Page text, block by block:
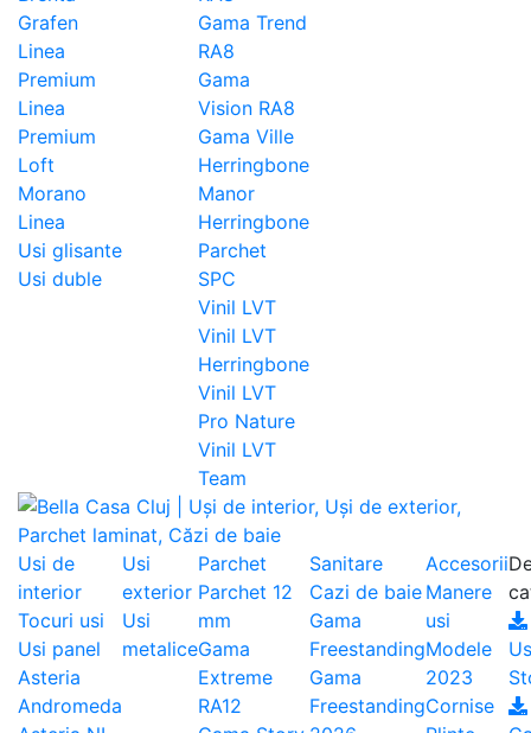
Grafen
Linea
Premium
Linea
Premium
Loft
Morano
Linea
Usi glisante
Usi duble
Gama Trend
RA8
Gama
Vision RA8
Gama Ville
Herringbone
Manor
Herringbone
Parchet
SPC
Vinil LVT
Vinil LVT
Herringbone
Vinil LVT
Pro Nature
Vinil LVT
Team
Usi de
interior
Tocuri usi
Usi panel
Asteria
Andromeda
Usi
exterior
Usi
metalice
Parchet
Parchet 12
mm
Gama
Extreme
RA12
Sanitare
Cazi de baie
Gama
Freestanding
Gama
Freestanding
Accesorii
Manere
usi
Modele
2023
Cornise